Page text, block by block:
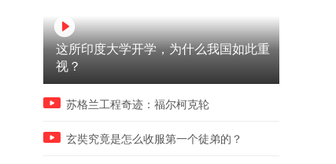
02:11
这老两口子太有意思了
一个出尔反尔的小人，学习
好危害越大
这所印度大学开学，为什么我国如此重
视？
苏格兰工程奇迹：福尔柯克轮
玄奘究竟是怎么收服第一个徒弟的？